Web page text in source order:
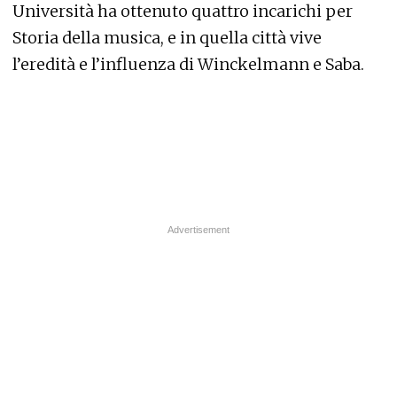
Università ha ottenuto quattro incarichi per
Storia della musica, e in quella città vive
l’eredità e l’influenza di Winckelmann e Saba.